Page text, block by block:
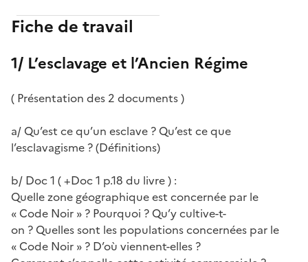
Fiche de travail
1/ L’esclavage et l’Ancien Régime
( Présentation des 2 documents )
a/ Qu’est ce qu’un esclave ? Qu’est ce que
l’esclavagisme ? (Définitions)
b/ Doc 1 ( +Doc 1 p.18 du livre ) :
Quelle zone géographique est concernée par le
« Code Noir » ? Pourquoi ? Qu’y cultive-t-
on ? Quelles sont les populations concernées par le
« Code Noir » ? D’où viennent-elles ?